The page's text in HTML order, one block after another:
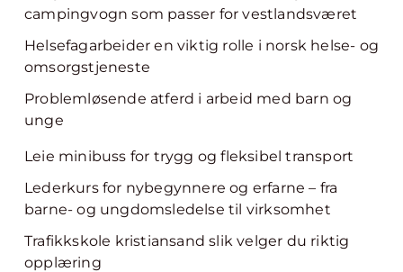
campingvogn som passer for vestlandsværet
Helsefagarbeider en viktig rolle i norsk helse- og
omsorgstjeneste
Problemløsende atferd i arbeid med barn og
unge
Leie minibuss for trygg og fleksibel transport
Lederkurs for nybegynnere og erfarne – fra
barne- og ungdomsledelse til virksomhet
Trafikkskole kristiansand slik velger du riktig
opplæring